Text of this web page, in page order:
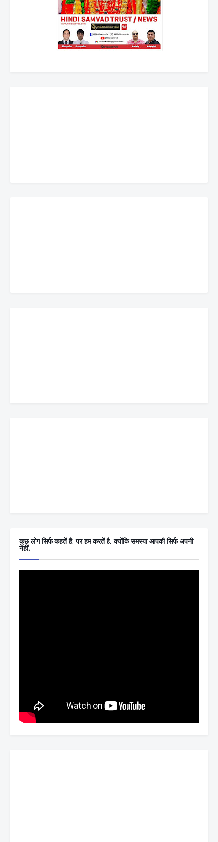
कुछ लोग सिर्फ कहतें है, पर हम करतें है, क्योंकि समस्या आपकी सिर्फ अपनी
नहीं.